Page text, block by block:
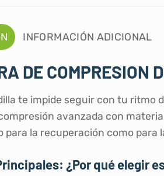
INFORMACIÓN ADICIONAL
DE COMPRESION
te impide seguir con tu ritmo
avanzada con
para la recuperación como
¿Por qué elegir